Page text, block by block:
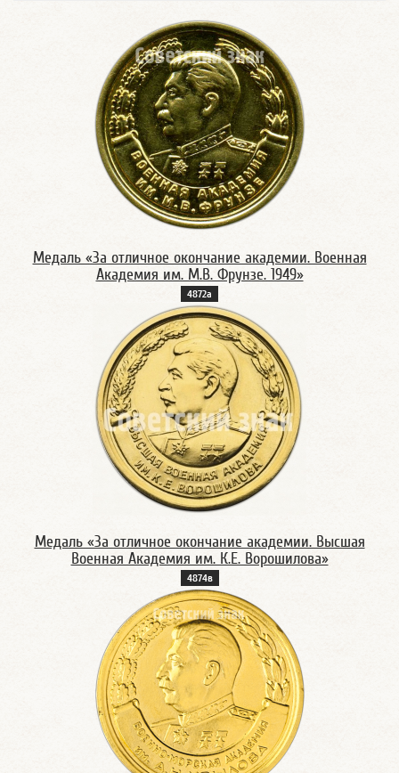
Медаль «За отличное окончание академии. Военная
Академия им. М.В. Фрунзе. 1949»
4872а
Медаль «За отличное окончание академии. Высшая
Военная Академия им. К.Е. Ворошилова»
4874в